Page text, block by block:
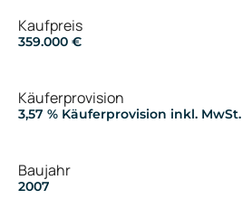
Kaufpreis
359.000 €
Käuferprovision
3,57 % Käuferprovision inkl. MwSt.
Baujahr
2007